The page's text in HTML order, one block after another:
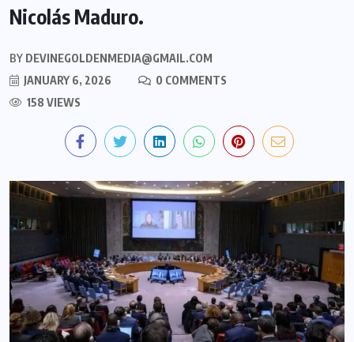
Nicolás Maduro.
BY DEVINEGOLDENMEDIA@GMAIL.COM
JANUARY 6, 2026
0 COMMENTS
158 VIEWS